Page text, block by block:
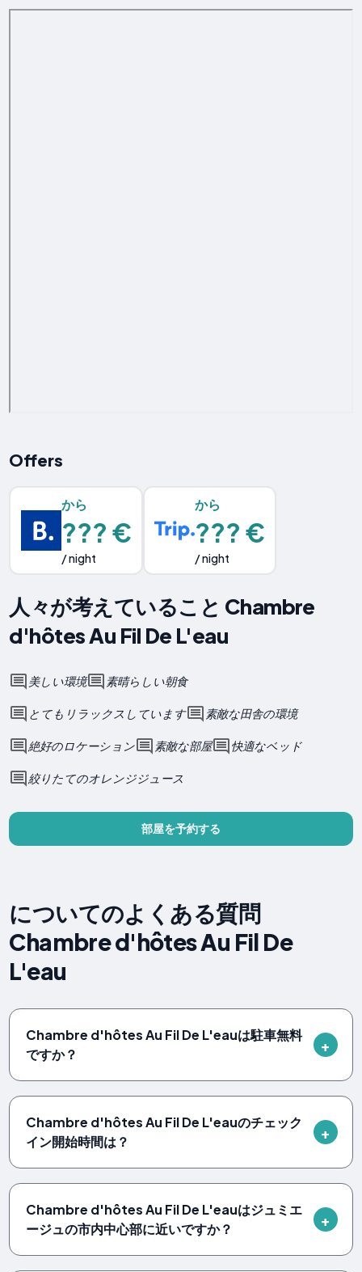
Offers
から
??? €
/ night
から
??? €
/ night
人々が考えていること Chambre
d'hôtes Au Fil De L'eau
美しい環境 素晴らしい朝食
とてもリラックスしています 素敵な田舎の環境
絶好のロケーション 素敵な部屋 快適なベッド
絞りたてのオレンジジュース
部屋を予約する
についてのよくある質問
Chambre d'hôtes Au Fil De
L'eau
Chambre d'hôtes Au Fil De L'eauは駐車無料
ですか？
Chambre d'hôtes Au Fil De L'eauのチェック
イン開始時間は？
Chambre d'hôtes Au Fil De L'eauはジュミエ
ージュの市内中心部に近いですか？